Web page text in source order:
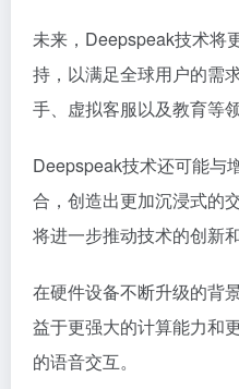
未来，Deepspeak技术将
持，以满足全球用户的需
手、虚拟客服以及教育等
Deepspeak技术还可能与
合，创造出更加沉浸式的
将进一步推动技术的创新和
在硬件设备不断升级的背
益于更强大的计算能力和
的语音交互。